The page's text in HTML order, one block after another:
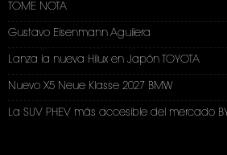
TOME NOTA
Gustavo Eisenmann Aguilera
Lanza la nueva Hilux en Japón TOYOTA
Nuevo X5 Neue Klasse 2027 BMW
La SUV PHEV más accesible del mercado